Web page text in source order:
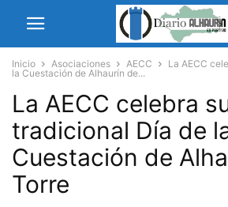
Inicio Asociaciones AECC
La AECC
la Cuestación de Alhaurín de...
La AECC celebra
tradicional Día de
Cuestación de
Torre